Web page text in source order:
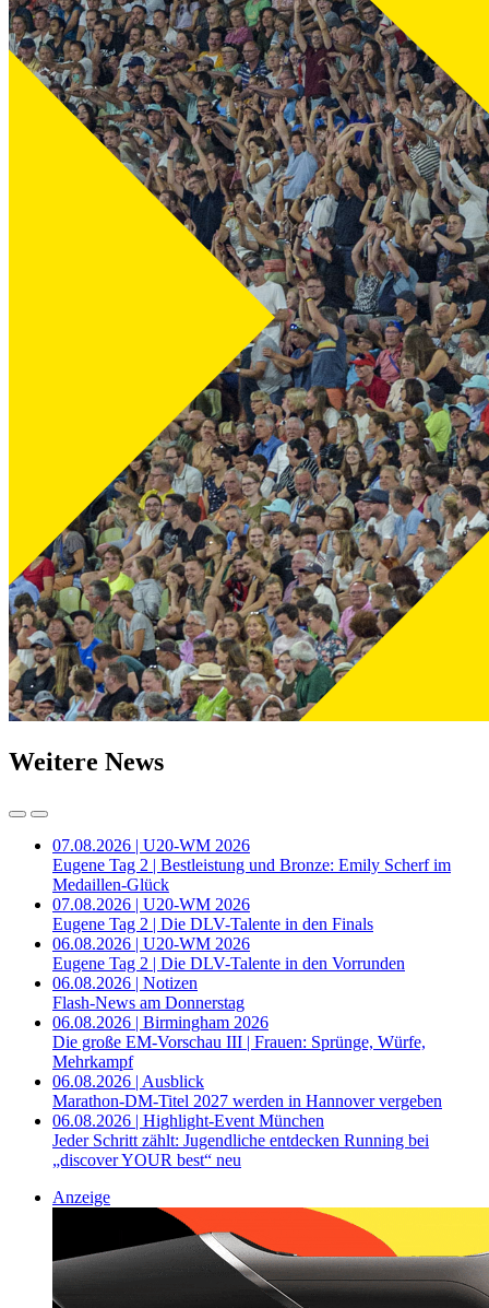
Weitere News
07.08.2026 | U20-WM 2026
Eugene Tag 2 | Bestleistung und Bronze: Emily Scherf im
Medaillen-Glück
07.08.2026 | U20-WM 2026
Eugene Tag 2 | Die DLV-Talente in den Finals
06.08.2026 | U20-WM 2026
Eugene Tag 2 | Die DLV-Talente in den Vorrunden
06.08.2026 | Notizen
Flash-News am Donnerstag
06.08.2026 | Birmingham 2026
Die große EM-Vorschau III | Frauen: Sprünge, Würfe,
Mehrkampf
06.08.2026 | Ausblick
Marathon-DM-Titel 2027 werden in Hannover vergeben
06.08.2026 | Highlight-Event München
Jeder Schritt zählt: Jugendliche entdecken Running bei
„discover YOUR best“ neu
Anzeige